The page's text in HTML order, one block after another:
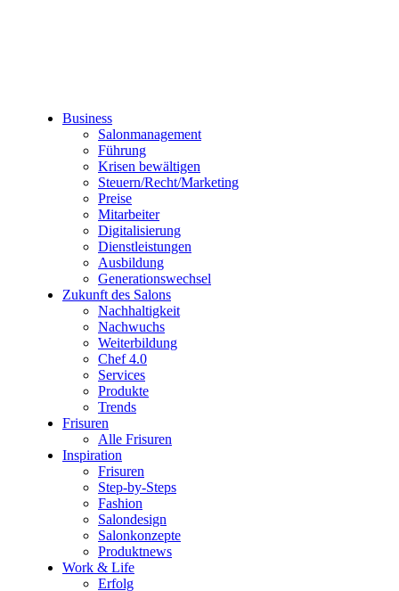
Business
Salonmanagement
Führung
Krisen bewältigen
Steuern/Recht/Marketing
Preise
Mitarbeiter
Digitalisierung
Dienstleistungen
Ausbildung
Generationswechsel
Zukunft des Salons
Nachhaltigkeit
Nachwuchs
Weiterbildung
Chef 4.0
Services
Produkte
Trends
Frisuren
Alle Frisuren
Inspiration
Frisuren
Step-by-Steps
Fashion
Salondesign
Salonkonzepte
Produktnews
Work & Life
Erfolg